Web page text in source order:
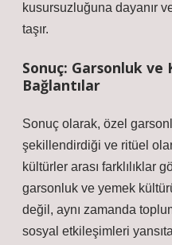
kusursuzluğuna dayanır
taşır.
Sonuç: Garsonluk ve
Bağlantılar
Sonuç olarak, özel
şekillendirdiği ve ritüel
kültürler arası farklılıklar
garsonluk ve yemek
değil, aynı zamanda
sosyal etkileşimleri